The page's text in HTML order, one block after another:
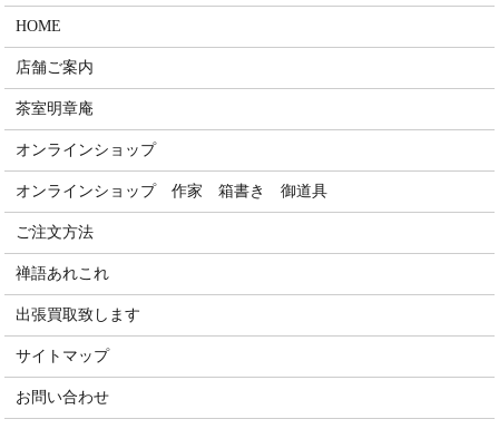
HOME
店舗ご案内
茶室明章庵
オンラインショップ
オンラインショップ 作家 箱書き 御道具
ご注文方法
禅語あれこれ
出張買取致します
サイトマップ
お問い合わせ